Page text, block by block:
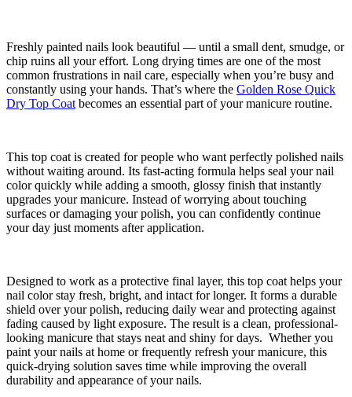
Freshly painted nails look beautiful — until a small dent, smudge, or
chip ruins all your effort. Long drying times are one of the most
common frustrations in nail care, especially when you’re busy and
constantly using your hands. That’s where the Golden Rose Quick
Dry Top Coat becomes an essential part of your manicure routine.
This top coat is created for people who want perfectly polished nails
without waiting around. Its fast-acting formula helps seal your nail
color quickly while adding a smooth, glossy finish that instantly
upgrades your manicure. Instead of worrying about touching
surfaces or damaging your polish, you can confidently continue
your day just moments after application.
Designed to work as a protective final layer, this top coat helps your
nail color stay fresh, bright, and intact for longer. It forms a durable
shield over your polish, reducing daily wear and protecting against
fading caused by light exposure. The result is a clean, professional-
looking manicure that stays neat and shiny for days. Whether you
paint your nails at home or frequently refresh your manicure, this
quick-drying solution saves time while improving the overall
durability and appearance of your nails.